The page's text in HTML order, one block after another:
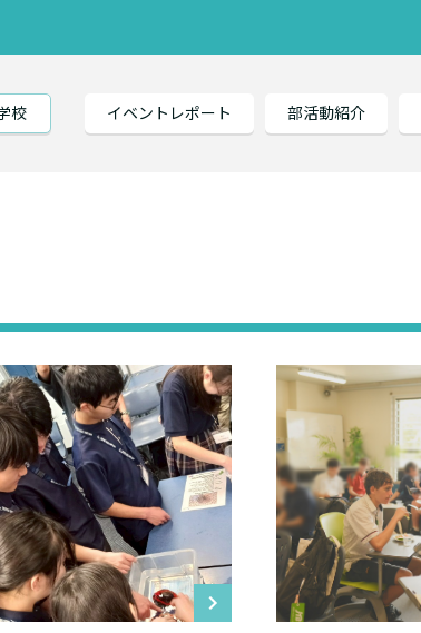
校 イベントレポート 部活動紹介